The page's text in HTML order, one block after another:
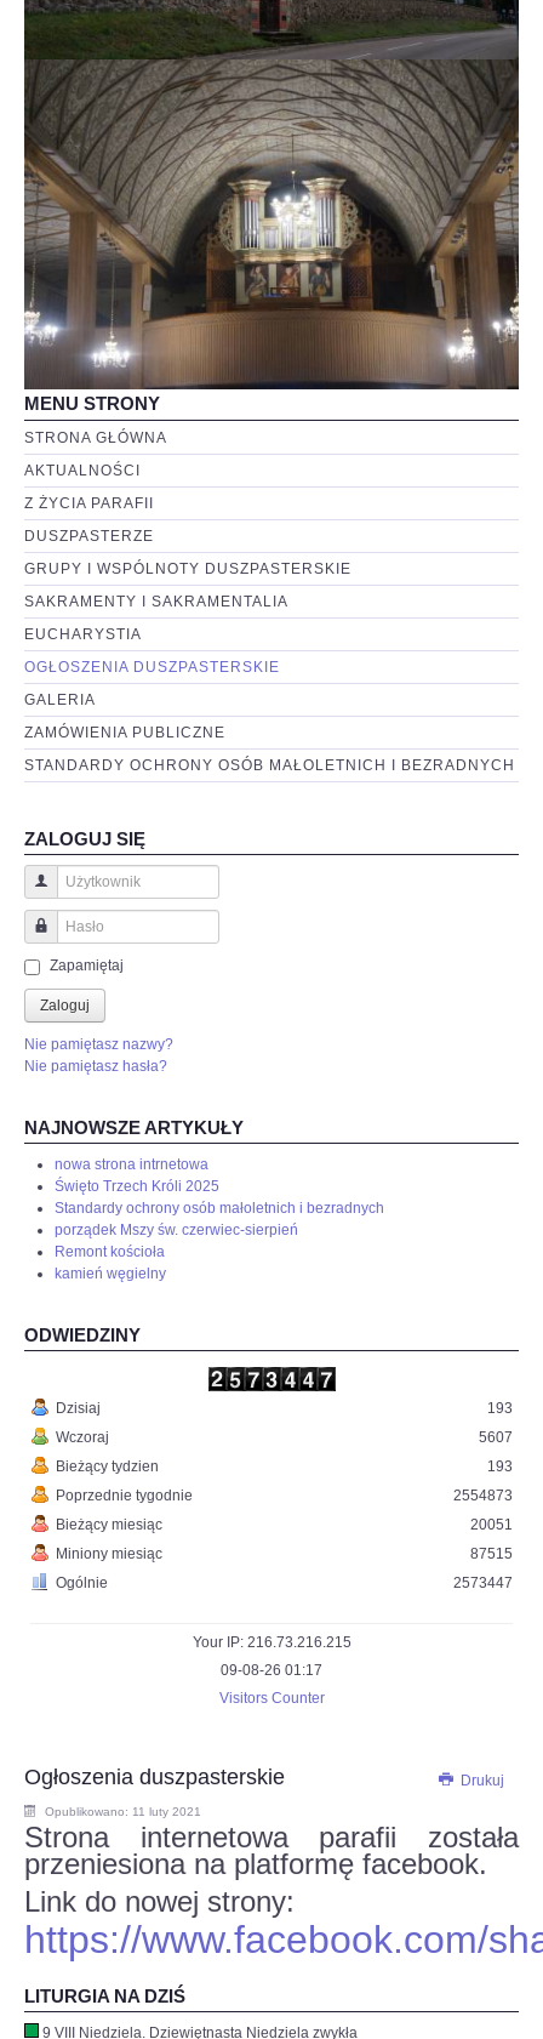
MENU STRONY
STRONA GŁÓWNA
AKTUALNOŚCI
Z ŻYCIA PARAFII
DUSZPASTERZE
GRUPY I WSPÓLNOTY DUSZPASTERSKIE
SAKRAMENTY I SAKRAMENTALIA
EUCHARYSTIA
OGŁOSZENIA DUSZPASTERSKIE
GALERIA
ZAMÓWIENIA PUBLICZNE
STANDARDY OCHRONY OSÓB MAŁOLETNICH I BEZRADNYCH
ZALOGUJ SIĘ
Użytkownik
Hasło
Zapamiętaj
Zaloguj
Nie pamiętasz nazwy?
Nie pamiętasz hasła?
NAJNOWSZE ARTYKUŁY
nowa strona intrnetowa
Święto Trzech Króli 2025
Standardy ochrony osób małoletnich i bezradnych
porządek Mszy św. czerwiec-sierpień
Remont kościoła
kamień węgielny
ODWIEDZINY
Dzisiaj
Wczoraj
Bieżący tydzien
Poprzednie tygodnie
Bieżący miesiąc
Miniony miesiąc
Ogólnie
193
5607
193
2554873
20051
87515
2573447
Your IP: 216.73.216.215
09-08-26 01:17
Visitors Counter
Drukuj
Ogłoszenia duszpasterskie
Opublikowano: 11 luty 2021
Strona internetowa parafii została
przeniesiona na platformę facebook.
Link do nowej strony:
https://www.facebook.com/
LITURGIA NA DZIŚ
9 VIII Niedziela. Dziewiętnasta Niedziela zwykła